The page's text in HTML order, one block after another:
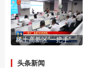
稀土高新区“一把手”再赴热线之约：让民生诉求从“接得住”到“办得好”
头条新闻